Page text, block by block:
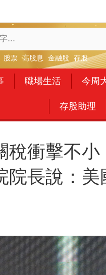
股票 高股息 金融股 存股
職場生活 今周
存股助理
稅衝擊不
院長說：